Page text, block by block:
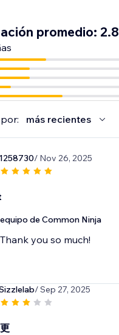
promedio: 2.8
más recientes
1258730/ Nov 26, 2025
equipo de Common Ninja
Thank you so much!
/ Sep 27, 2025